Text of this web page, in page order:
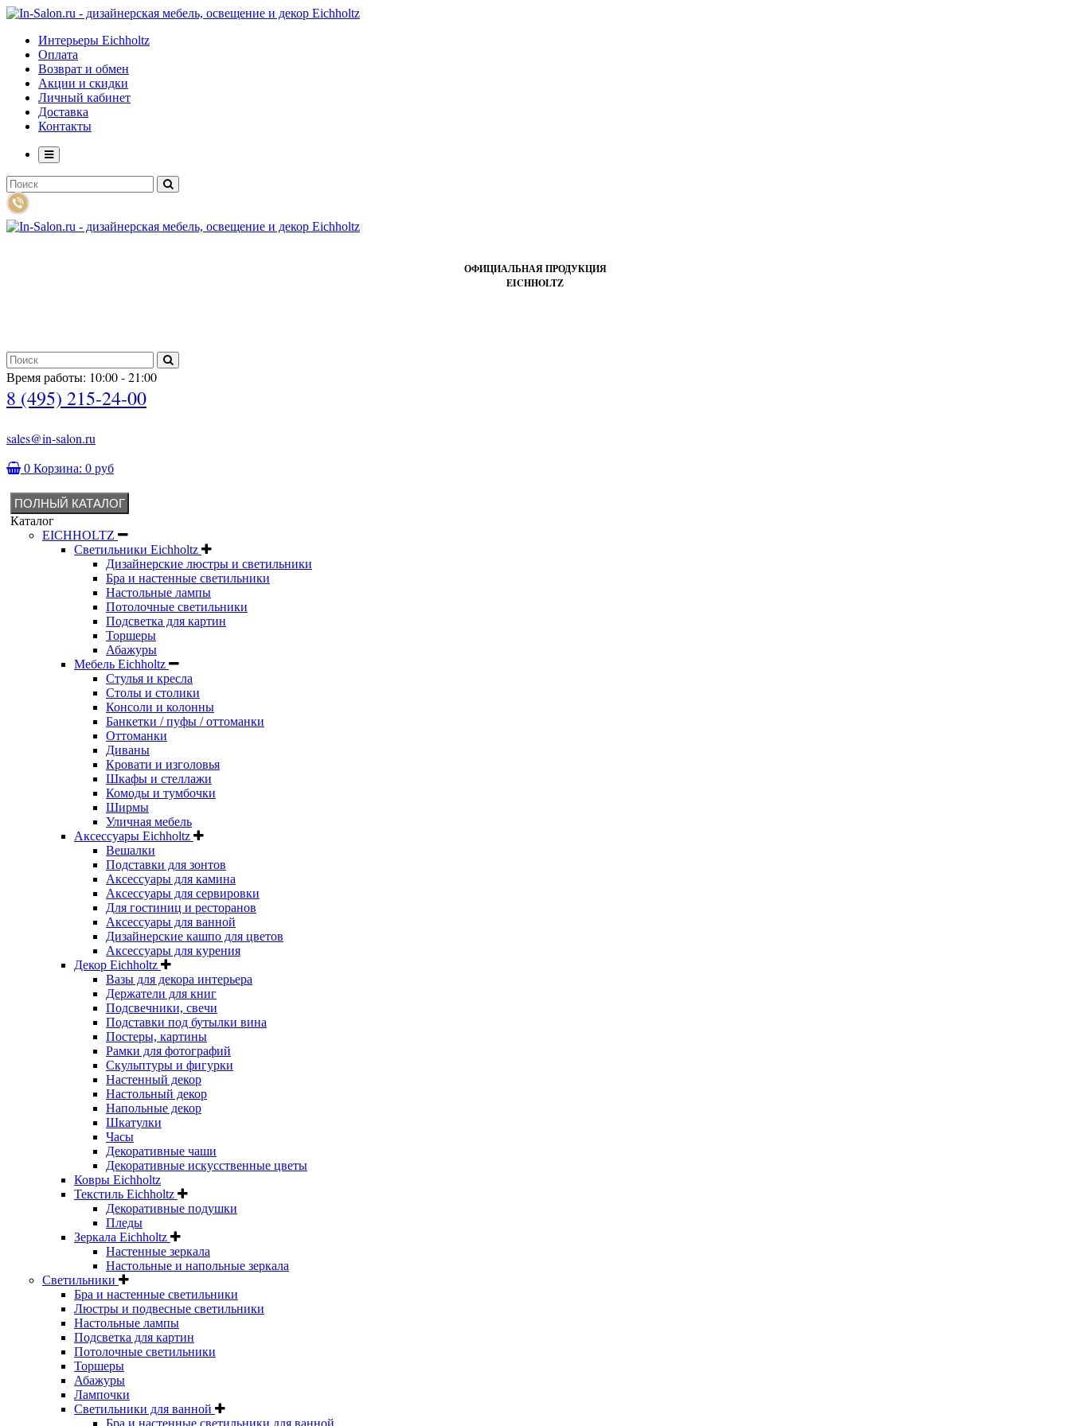
Интерьеры Eichholtz
Оплата
Возврат и обмен
Акции и скидки
Личный кабинет
Доставка
Контакты
ОФИЦИАЛЬНАЯ ПРОДУКЦИЯ
EICHHOLTZ
Время работы: 10:00 - 21:00
8 (495) 215-24-00
sales@in-salon.ru
0 Корзина: 0 руб
ПОЛНЫЙ КАТАЛОГ
Каталог
EICHHOLTZ
Светильники Eichholtz
Дизайнерские люстры и светильники
Бра и настенные светильники
Настольные лампы
Потолочные светильники
Подсветка для картин
Торшеры
Абажуры
Мебель Eichholtz
Стулья и кресла
Столы и столики
Консоли и колонны
Банкетки / пуфы / оттоманки
Оттоманки
Диваны
Кровати и изголовья
Шкафы и стеллажи
Комоды и тумбочки
Ширмы
Уличная мебель
Аксессуары Eichholtz
Вешалки
Подставки для зонтов
Аксессуары для камина
Аксессуары для сервировки
Для гостиниц и ресторанов
Аксессуары для ванной
Дизайнерские кашпо для цветов
Аксессуары для курения
Декор Eichholtz
Вазы для декора интерьера
Держатели для книг
Подсвечники, свечи
Подставки под бутылки вина
Постеры, картины
Рамки для фотографий
Скульптуры и фигурки
Настенный декор
Настольный декор
Напольные декор
Шкатулки
Часы
Декоративные чаши
Декоративные искусственные цветы
Ковры Eichholtz
Текстиль Eichholtz
Декоративные подушки
Пледы
Зеркала Eichholtz
Настенные зеркала
Настольные и напольные зеркала
Светильники
Бра и настенные светильники
Люстры и подвесные светильники
Настольные лампы
Подсветка для картин
Потолочные светильники
Торшеры
Абажуры
Лампочки
Светильники для ванной
Бра и настенные светильники для ванной